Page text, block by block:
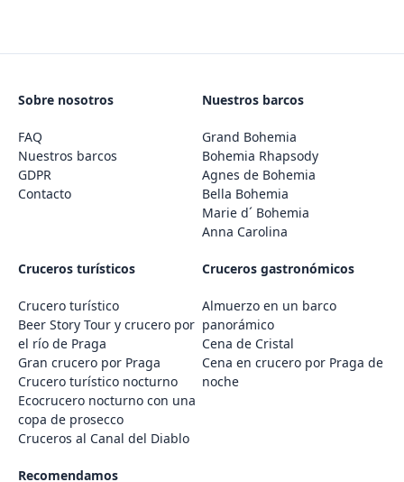
Sobre nosotros
FAQ
Nuestros barcos
GDPR
Contacto
Nuestros barcos
Grand Bohemia
Bohemia Rhapsody
Agnes de Bohemia
Bella Bohemia
Marie d´ Bohemia
Anna Carolina
Cruceros turísticos
Crucero turístico
Beer Story Tour y crucero por
el río de Praga
Gran crucero por Praga
Crucero turístico nocturno
Ecocrucero nocturno con una
copa de prosecco
Cruceros al Canal del Diablo
Cruceros gastronómicos
Almuerzo en un barco
panorámico
Cena de Cristal
Cena en crucero por Praga de
noche
Recomendamos